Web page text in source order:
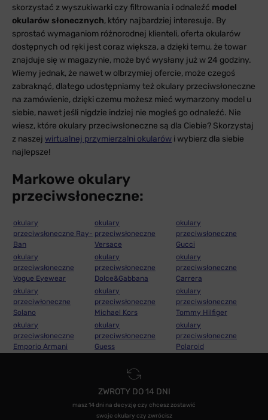
skorzystać z wyszukiwarki czy filtrowania i odnaleźć model
okularów słonecznych, który najbardziej interesuje. By
sprostać wymaganiom różnorodnej klienteli, oferta okularów
dostępnych od ręki jest coraz większa, a dzięki temu, że towar
znajduje się w magazynie, może być wysłany już w 24 godziny.
Wiemy jednak, że nawet w olbrzymiej ofercie, może czegoś
zabraknąć, dlatego udostępniamy też okulary przeciwsłoneczne
na zamówienie, dzięki czemu możesz mieć wymarzony model u
siebie, nawet jeśli nigdzie indziej nie mogłeś go odnaleźć. Nie
wiesz, które okulary przeciwsłoneczne są dla Ciebie? Skorzystaj
z naszej wirtualnej przymierzalni okularów i wybierz dla siebie
najlepsze!
Markowe okulary
przeciwsłoneczne:
okulary
przeciwsłoneczne Ray-
Ban
okulary
przeciwsłoneczne
Versace
okulary
przeciwsłoneczne
Gucci
okulary
przeciwsłoneczne
Vogue Eyewear
okulary
przeciwsłoneczne
Dolce&Gabbana
okulary
przeciwsłoneczne
Carrera
okulary
przeciwłoneczne
Solano
okulary
przeciwsłoneczne
Michael Kors
okulary
przeciwsłoneczne
Tommy Hilfiger
okulary
przeciwsłoneczne
Emporio Armani
okulary
przeciwsłoneczne
Guess
okulary
przeciwsłoneczne
Polaroid
ZWROTY DO 14 DNI
masz 14 dni na decyzję czy chcesz zostawić
swoje okulary czy zwrócisz